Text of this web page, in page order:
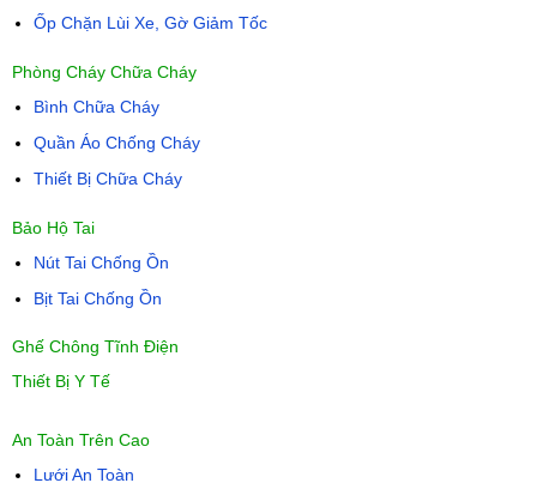
Ốp Chặn Lùi Xe, Gờ Giảm Tốc
Phòng Cháy Chữa Cháy
Bình Chữa Cháy
Quần Áo Chống Cháy
Thiết Bị Chữa Cháy
Bảo Hộ Tai
Nút Tai Chống Ồn
Bịt Tai Chống Ồn
Ghế Chông Tĩnh Điện
Thiết Bị Y Tế
An Toàn Trên Cao
Lưới An Toàn